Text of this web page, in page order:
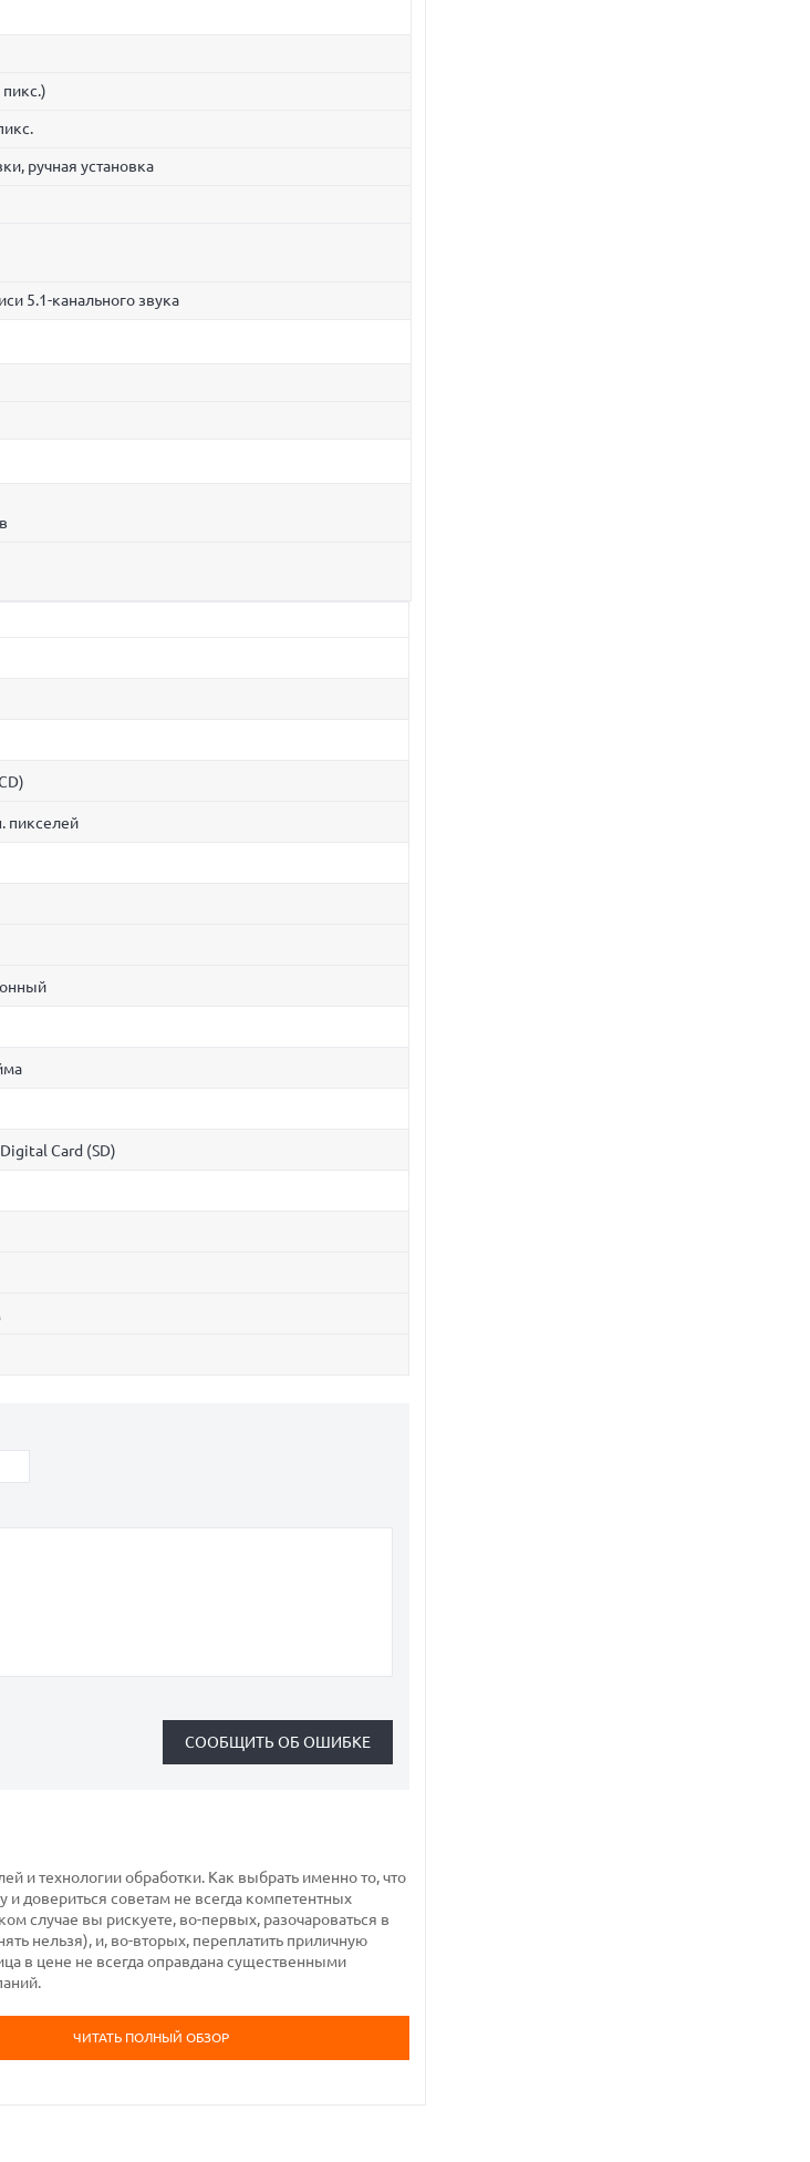
ручная установка
5.1-канального звука
пикселей
Card (SD)
и технологии обработки. Как выбрать именно то, что
довериться советам не всегда компетентных
случае вы рискуете, во-первых, разочароваться в
нельзя), и, во-вторых, переплатить приличную
в цене не всегда оправдана существенными
ЧИТАТЬ ПОЛНЫЙ ОБЗОР